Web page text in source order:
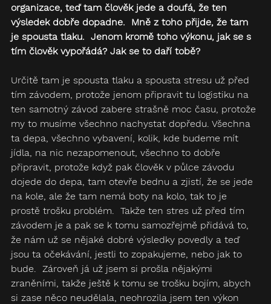
organizace, teď tam člověk jede a doufá, že ten
výsledek dobře dopadne.  Mně z toho přijde, že tam
je spousta tlaku.  Jenom kromě toho výkonu, jak se s
tím člověk vypořádá? Jak se to daří tobě?
Určitě tam je spousta tlaku a spousta stresu už před
tím závodem, protože jenom připravit tu logistiku na
ten samotný závod zabere strašně moc času, protože
my to musíme všechno nachystat dopředu. Všechna
ta depa, všechno vybavení, kolik, kde budeme mít
jídla, na nic nezapomenout, všechno to dobře
připravit, protože když pak člověk v půlce závodu
dojede do depa, tam otevře bednu a zjistí, že se jede
na kole, ale že tam nemá boty na kolo, tak to je
prostě trošku problém.  Takže ten stres už před tím
závodem je a pak se k tomu samozřejmě přidává to,
že nám už se nějaké dobré výsledky povedly a teď
jsou ta očekávání, jestli to zopakujeme, nebo jak to
bude.  Zároveň já už jsem si prošla nějakými
zraněními, takže ještě k tomu se trošku bojím, abych
si zase něco neudělala, neohrozila jsem ten výkon